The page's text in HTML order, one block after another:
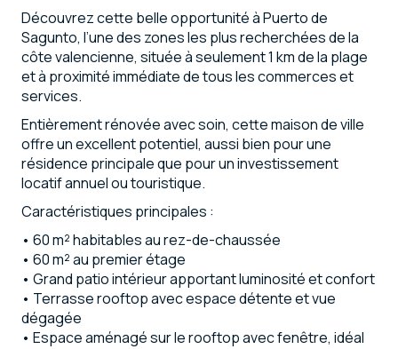
Découvrez cette belle opportunité à Puerto de
Sagunto, l’une des zones les plus recherchées de la
côte valencienne, située à seulement 1 km de la plage
et à proximité immédiate de tous les commerces et
services.
Entièrement rénovée avec soin, cette maison de ville
offre un excellent potentiel, aussi bien pour une
résidence principale que pour un investissement
locatif annuel ou touristique.
Caractéristiques principales :
•⁠ ⁠60 m² habitables au rez-de-chaussée
•⁠ ⁠60 m² au premier étage
•⁠ ⁠Grand patio intérieur apportant luminosité et confort
•⁠ ⁠Terrasse rooftop avec espace détente et vue
dégagée
•⁠ ⁠Espace aménagé sur le rooftop avec fenêtre, idéal